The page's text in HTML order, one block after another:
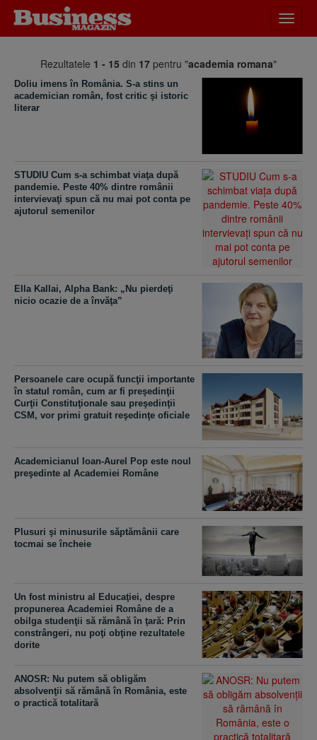
meniu
Rezultatele 1 - 15 din 17 pentru "academia romana"
Doliu imens în România. S-a stins un
academician român, fost critic şi istoric
literar
STUDIU Cum s-a schimbat viaţa după
pandemie. Peste 40% dintre românii
intervievaţi spun că nu mai pot conta pe
ajutorul semenilor
Ella Kallai, Alpha Bank: „Nu pierdeţi
nicio ocazie de a învăţa”
Persoanele care ocupă funcţii importante
în statul român, cum ar fi preşedinţii
Curţii Constituţionale sau preşedinţii
CSM, vor primi gratuit reşedinţe oficiale
Academicianul Ioan-Aurel Pop este noul
preşedinte al Academiei Române
Plusuri şi minusurile săptămânii care
tocmai se încheie
Un fost ministru al Educaţiei, despre
propunerea Academiei Române de a
obilga studenţii să rămână în ţară: Prin
constrângeri, nu poţi obţine rezultatele
dorite
ANOSR: Nu putem să obligăm
absolvenţii să rămână în România, este
o practică totalitară